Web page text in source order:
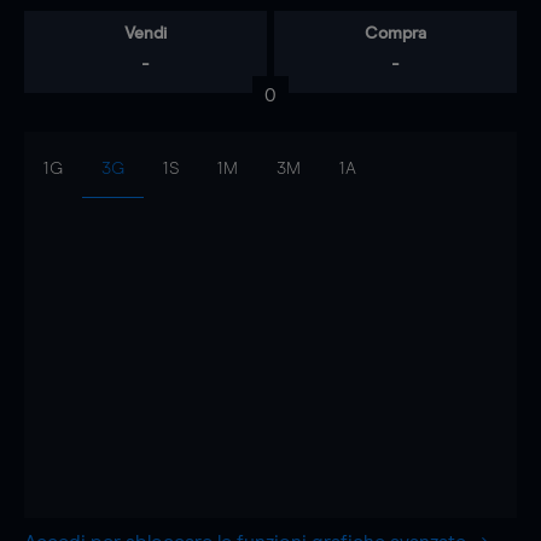
Vendi
-
Compra
-
0
1G 3G 1S 1M 3M 1A